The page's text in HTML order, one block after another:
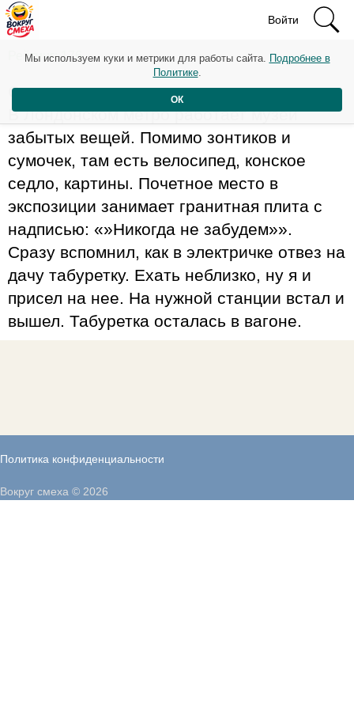
Войти
Рейтинг: 176
Сам не видел, но мне рассказывали.
В Лондонском метро работает музей
забытых вещей. Помимо зонтиков и
сумочек, там есть велосипед, конское
седло, картины. Почетное место в
экспозиции занимает гранитная плита с
надписью: «»Никогда не забудем»».
Сразу вспомнил, как в электричке отвез на
дачу табуретку. Ехать неблизко, ну я и
присел на нее. На нужной станции встал и
вышел. Табуретка осталась в вагоне.
Политика конфиденциальности
Мы используем куки и метрики для работы сайта. Подробнее в
Политике.
ОК
Вокруг смеха © 2026